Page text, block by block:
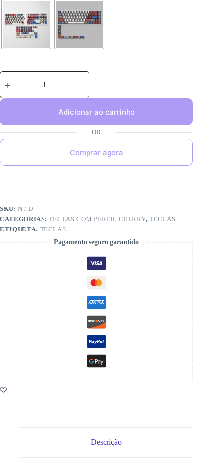
Adicionar ao carrinho
Comprar agora
SKU:N / D
CATEGORIAS: TECLAS COM PERFIL CHERRY, TECLAS
ETIQUETA: TECLAS
Pagamento seguro garantido
Descrição